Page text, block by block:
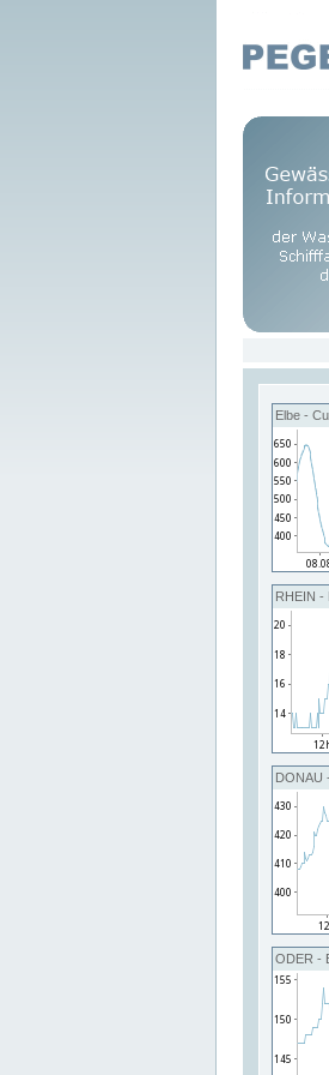
Elbe -
RHEIN -
DONAU
ODER -